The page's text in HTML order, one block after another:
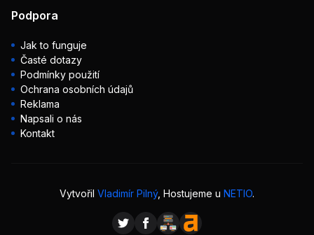
Podpora
Jak to funguje
Časté dotazy
Podmínky použití
Ochrana osobních údajů
Reklama
Napsali o nás
Kontakt
Vytvořil Vladimír Pilný, Hostujeme u NETIO.